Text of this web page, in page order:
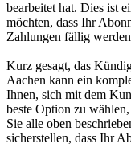
bearbeitet hat. Dies ist
möchten, dass Ihr
Zahlungen fällig
Kurz gesagt, das
Aachen kann ein
Ihnen, sich mit dem
beste Option zu
Sie alle oben
sicherstellen, dass Ihr